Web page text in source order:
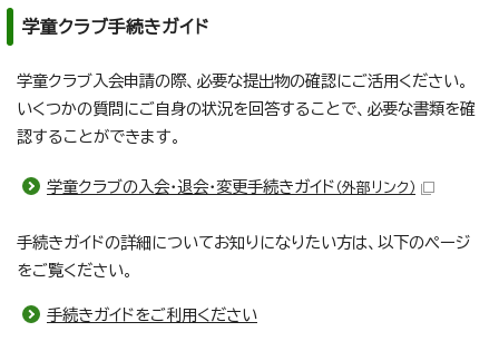
学童クラブ手続きガイド
学童クラブ入会申請の際、必要な提出物の確認にご活用ください。
いくつかの質問にご自身の状況を回答することで、必要な書類を確
認することができます。
学童クラブの入会・退会・変更手続きガイド （外部リンク）
手続きガイドの詳細についてお知りになりたい方は、以下のページ
をご覧ください。
手続きガイドをご利用ください